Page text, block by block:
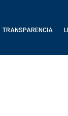
TRANSPARENCIA